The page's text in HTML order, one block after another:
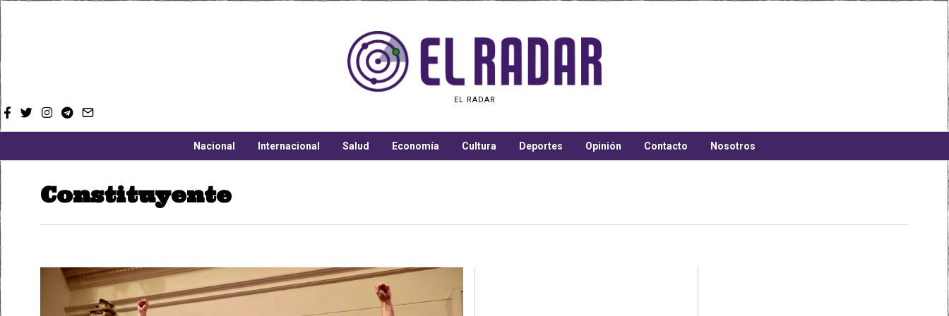
EL RADAR
Nacional Internacional Salud Economía Cultura Deportes Opinión Contacto Nosotros
Constituyente